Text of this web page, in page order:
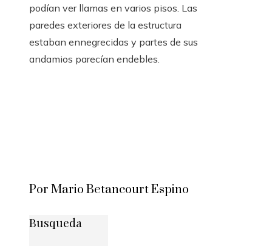
podían ver llamas en varios pisos. Las
paredes exteriores de la estructura
estaban ennegrecidas y partes de sus
andamios parecían endebles.
Por Mario Betancourt Espino
Busqueda